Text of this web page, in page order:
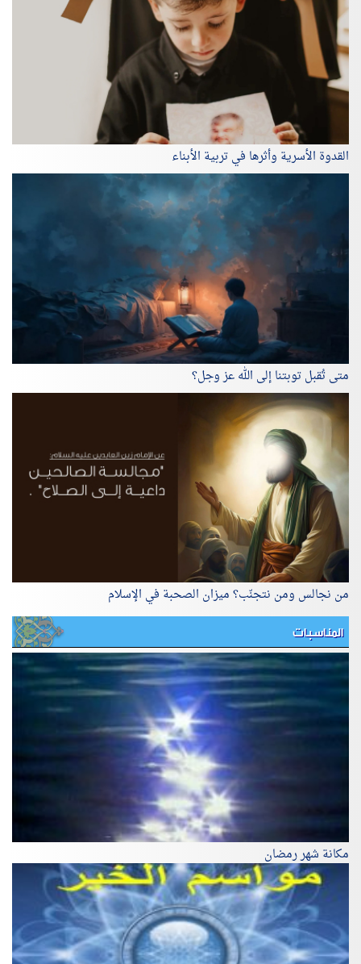
القدوة الأسرية وأثرها في تربية الأبناء
متى تُقبل توبتنا إلى الله عز وجل؟
من نجالس ومن نتجنّب؟ ميزان الصحبة في الإسلام
المناسبات
مكانة شهر رمضان